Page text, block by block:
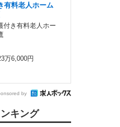
有料老人ホーム
付き有料老人ホー
万6,000円
by
キング